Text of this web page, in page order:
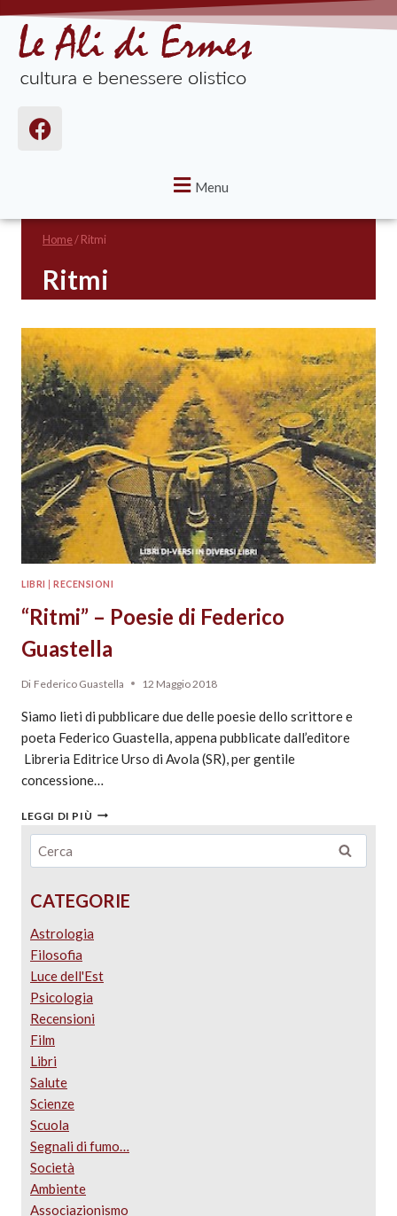
Menu
Home/Ritmi
Ritmi
LIBRI |RECENSIONI
“Ritmi” – Poesie di Federico
Guastella
Di Federico Guastella 12 Maggio 2018
Siamo lieti di pubblicare due delle poesie dello scrittore e
poeta Federico Guastella, appena pubblicate dall’editore
Libreria Editrice Urso di Avola (SR), per gentile
concessione…
LEGGI DI PIÙ
CATEGORIE
Astrologia
Filosofia
Luce dell'Est
Psicologia
Recensioni
Film
Libri
Salute
Scienze
Scuola
Segnali di fumo…
Società
Ambiente
Associazionismo